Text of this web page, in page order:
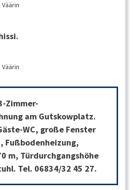
Väärin
Väärin
Zimmer-
am Gutskowplatz.
WC, große Fenster
Fußbodenheizung,
m, Türdurchgangshöhe
Tel. 06834/32 45 27.